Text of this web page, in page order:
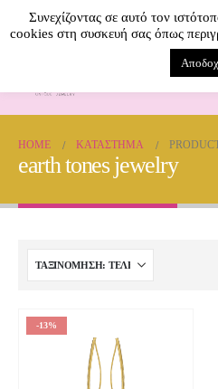
HOME ΚΑΤΆΣΤΗΜΑ
earth tones jewelry
-13%
Συνεχίζοντας σε αυτό τον
cookies στη συσκευή σας όπως